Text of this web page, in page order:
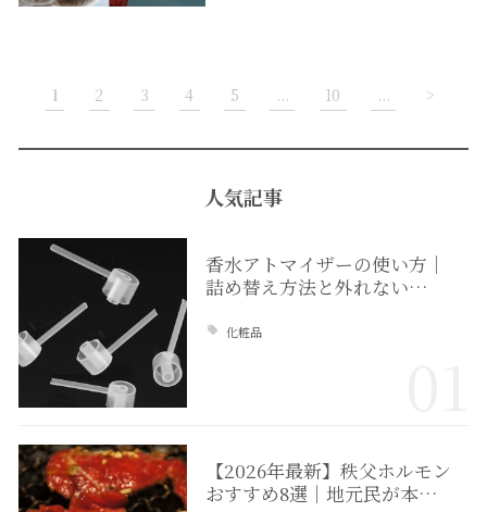
1 2 3 4 5 ... 10 ... >
人気記事
香水アトマイザーの使い方｜
詰め替え方法と外れない…
化粧品
【2026年最新】秩父ホルモン
おすすめ8選｜地元民が本…